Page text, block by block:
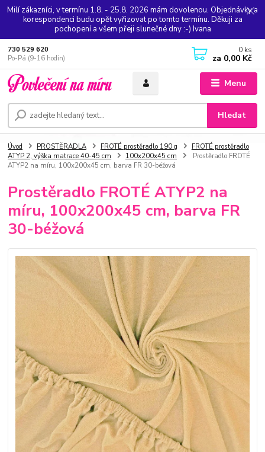
Milí zákazníci, v termínu 1.8. - 25.8. 2026 mám dovolenou. Objednávky a
korespondenci budu opět vyřizovat po tomto termínu. Děkuji za
pochopení a všem přeji slunečné dny :-) Ivana
Menu
Hledat
730 529 620
Po-Pá (9-16 hodin)
0 ks
za 0,00 Kč
Úvod PROSTĚRADLA FROTÉ prostěradlo 190 g
FROTÉ prostěradlo
ATYP 2, výška matrace 40-45 cm
100x200x45 cm
Prostěradlo FROTÉ
ATYP2 na míru, 100x200x45 cm, barva FR 30-béžová
Prostěradlo FROTÉ ATYP2 na
míru, 100x200x45 cm, barva FR
30-béžová